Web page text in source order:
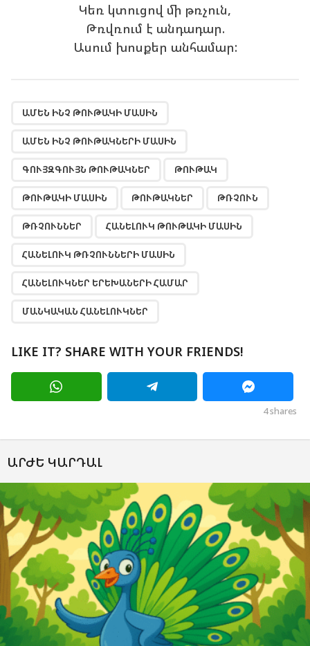
Կեռ կտուցով մի թռչուն,
Թռվռում է անդադար.
Ասում խոսքեր անհամար:
ԱՄԵՆ ԻՆՉ ԹՈՒԹԱԿԻ ՄԱՍԻՆ
ԱՄԵՆ ԻՆՉ ԹՈՒԹԱԿՆԵՐԻ ՄԱՍԻՆ
ԳՈՒՅԶԳՈՒՅՆ ԹՈՒԹԱԿՆԵՐ ԹՈՒԹԱԿ
ԹՈՒԹԱԿԻ ՄԱՍԻՆ ԹՈՒԹԱԿՆԵՐ ԹՌՉՈՒՆ
ԹՌՉՈՒՆՆԵՐ ՀԱՆԵԼՈՒԿ ԹՈՒԹԱԿԻ ՄԱՍԻՆ
ՀԱՆԵԼՈՒԿ ԹՌՉՈՒՆՆԵՐԻ ՄԱՍԻՆ
ՀԱՆԵԼՈՒԿՆԵՐ ԵՐԵԽԱՆԵՐԻ ՀԱՄԱՐ
ՄԱՆԿԱԿԱՆ ՀԱՆԵԼՈՒԿՆԵՐ
LIKE IT? SHARE WITH YOUR FRIENDS!
4shares
ԱՐԺԵ ԿԱՐԴԱԼ